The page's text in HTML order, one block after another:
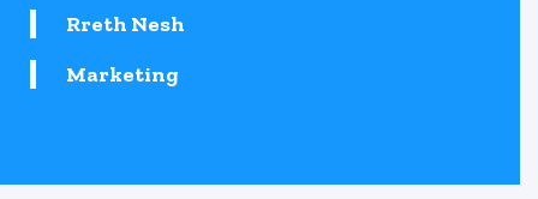
Rreth Nesh
Marketing